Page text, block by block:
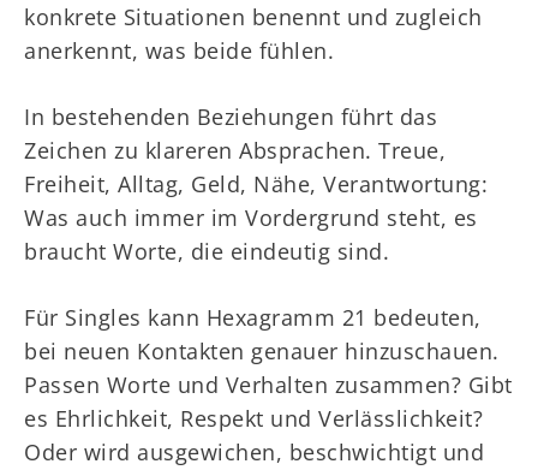
konkrete Situationen benennt und zugleich
anerkennt, was beide fühlen.
In bestehenden Beziehungen führt das
Zeichen zu klareren Absprachen. Treue,
Freiheit, Alltag, Geld, Nähe, Verantwortung:
Was auch immer im Vordergrund steht, es
braucht Worte, die eindeutig sind.
Für Singles kann Hexagramm 21 bedeuten,
bei neuen Kontakten genauer hinzuschauen.
Passen Worte und Verhalten zusammen? Gibt
es Ehrlichkeit, Respekt und Verlässlichkeit?
Oder wird ausgewichen, beschwichtigt und